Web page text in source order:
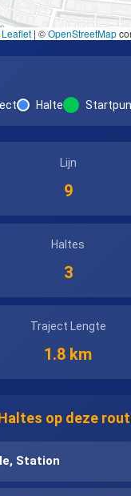
Leaflet | ©OpenStreetMap
Halte
Lijn
9
Haltes
3
Traject Lengte
1.8 km
op deze
Station